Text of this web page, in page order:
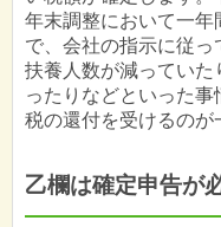
年末調整において一
で、会社の指示に従
扶養人数が減ってい
ったりなどといった
税の還付を受けるのが
乙欄は確定申告が